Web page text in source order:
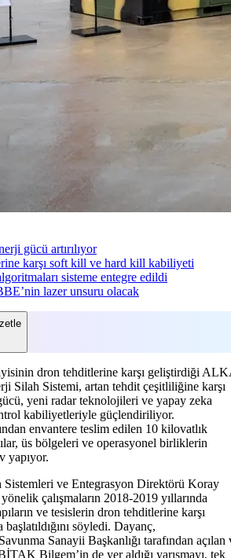
gücü artırılıyor
karşı soft kill ve hard kill kabiliyeti
sisteme entegre edildi
lazer unsuru olacak
dron tehditlerine karşı geliştirdiği
Silah Sistemi, artan tehdit çeşitliliğine karşı
yeni radar teknolojileri ve yapay zeka
kabiliyetleriyle güçlendiriliyor.
envantere teslim edilen 10 kilovatlık
üs bölgeleri ve operasyonel birliklerin
yapıyor.
ve Entegrasyon Direktörü Koray
çalışmaların 2018-2019 yıllarında
ve tesislerin dron tehditlerine karşı
başlatıldığını söyledi. Dayanç,
Sanayii Başkanlığı tarafından açılan
Bilgem’in de yer aldığı yarışmayı, tek